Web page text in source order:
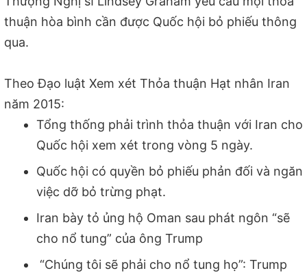
thuận hòa bình cần được Quốc hội bỏ phiếu thông
qua.
Theo Đạo luật Xem xét Thỏa thuận Hạt nhân Iran
năm 2015:
Tổng thống phải trình thỏa thuận với Iran cho
Quốc hội xem xét trong vòng 5 ngày.
Quốc hội có quyền bỏ phiếu phản đối và ngăn
việc dỡ bỏ trừng phạt.
Iran bày tỏ ủng hộ Oman sau phát ngôn “sẽ
cho nổ tung” của ông Trump
“Chúng tôi sẽ phải cho nổ tung họ”: Trump